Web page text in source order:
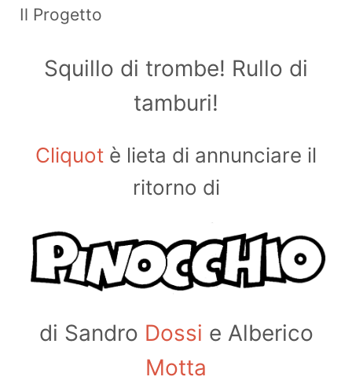
Il Progetto
Squillo di trombe! Rullo di
tamburi!
Cliquot è lieta di annunciare il
ritorno di
di Sandro Dossi e Alberico
Motta